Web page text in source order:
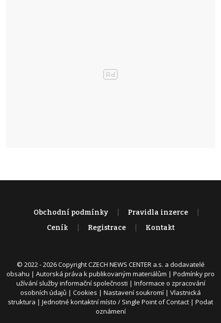
Obchodní podmínky
Pravidla inzerce
Ceník
Registrace Kontakt
© 2022 - 2026 Copyright CZECH NEWS CENTER a.s. a dodavatelé
obsahu | Autorská práva k publikovaným materiálům | Podmínky pro
užívání služby informační společnosti | Informace o zpracování
osobních údajů | Cookies | Nastavení soukromí | Vlastnická
struktura | Jednotné kontaktní místo / Single Point of Contact | Podat
oznámení